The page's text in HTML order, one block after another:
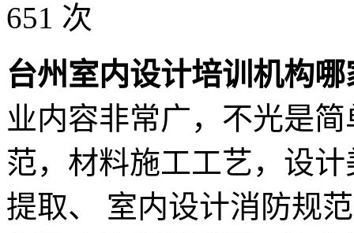
651 次
台州室内设计培训机构
业内容非常广，不光是
范，材料施工工艺，设
提取、 室内设计消防规